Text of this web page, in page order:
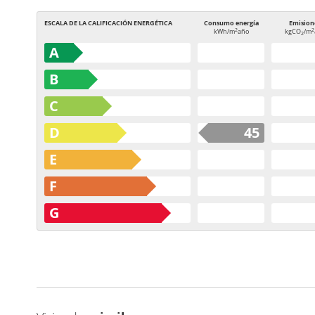
ESCALA DE LA CALIFICACIÓN ENERGÉTICA Consumo energía
kWh/m2año kgCO2/m2
A
B
C
D
45
E
F
G